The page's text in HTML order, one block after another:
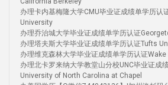
办理卡内基梅隆大学CMU毕业证成绩单学历认
University
办理乔治城大学毕业证成绩单学历认证
办理塔夫斯大学毕业证成绩单学历认证Tufts
办理维克森林大学毕业证成绩单学历认证
办理北卡罗来纳大学教堂山分校UNC毕业证成
University of North Carolina at Chapel